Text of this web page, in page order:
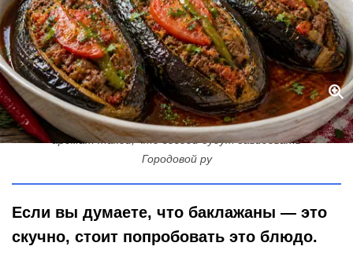
Этот рецепт баклажанов по-турецки давно забыт, а зря:
аромат такой, что соседи будут завидовать
Городовой ру
Если вы думаете, что баклажаны — это
скучно, стоит попробовать это блюдо.